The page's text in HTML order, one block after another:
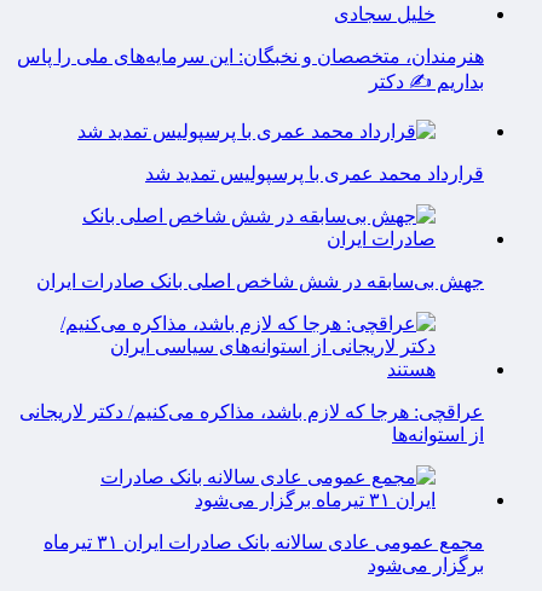
هنرمندان، متخصصان و نخبگان: این سرمایه‌های ملی را پاس
بداریم ✍️ دکتر
قرارداد محمد عمری با پرسپولیس تمدید شد
جهش بی‌سابقه در شش شاخص اصلی بانک صادرات ایران
عراقچی: هرجا که لازم باشد، مذاکره می‌کنیم/ دکتر لاریجانی
از استوانه‌ها
مجمع عمومی عادی سالانه بانک صادرات ایران ۳۱ تیرماه
برگزار می‌شود